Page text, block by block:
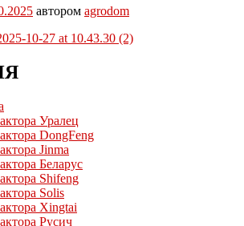
автором agrodom
Уралец
DongFeng
Jinma
Беларус
Shifeng
Solis
Xingtai
Русич